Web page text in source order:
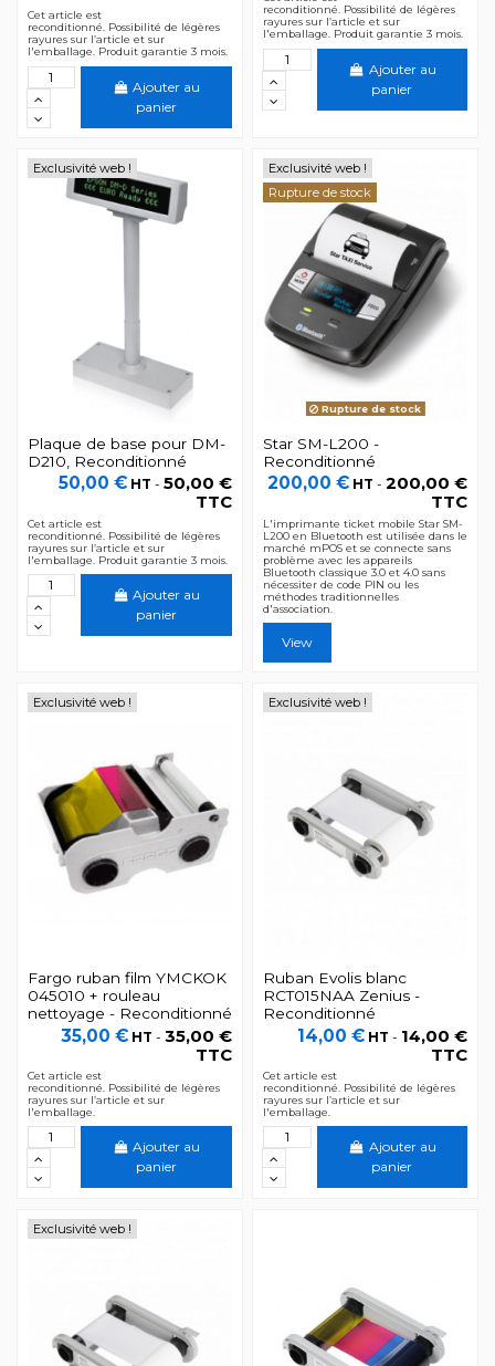
Cet article est
reconditionné. Possibilité de légères
rayures sur l’article et sur
l'emballage. Produit garantie 3 mois.
Ajouter au
panier
reconditionné. Possibilité de légères
rayures sur l’article et sur
l'emballage. Produit garantie 3 mois.
Ajouter au
panier
Exclusivité web !
Plaque de base pour DM-
D210, Reconditionné
50,00 € HT -50,00 €
TTC
Cet article est
reconditionné. Possibilité de légères
rayures sur l’article et sur
l'emballage. Produit garantie 3 mois.
Ajouter au
panier
Exclusivité web !
Rupture de stock
Rupture de stock
Star SM-L200 -
Reconditionné
200,00 € HT -200,00 €
TTC
L'imprimante ticket mobile Star SM-
L200 en Bluetooth est utilisée dans le
marché mPOS et se connecte sans
problème avec les appareils
Bluetooth classique 3.0 et 4.0 sans
nécessiter de code PIN ou les
méthodes traditionnelles
d'association.
View
Exclusivité web !
Fargo ruban film YMCKOK
045010 + rouleau
nettoyage - Reconditionné
35,00 € HT -35,00 €
TTC
Cet article est
reconditionné. Possibilité de légères
rayures sur l’article et sur
l'emballage.
Ajouter au
panier
Exclusivité web !
Ruban Evolis blanc
RCT015NAA Zenius -
Reconditionné
14,00 € HT - 14,00 €
TTC
Cet article est
reconditionné. Possibilité de légères
rayures sur l’article et sur
l'emballage.
Ajouter au
panier
Exclusivité web !